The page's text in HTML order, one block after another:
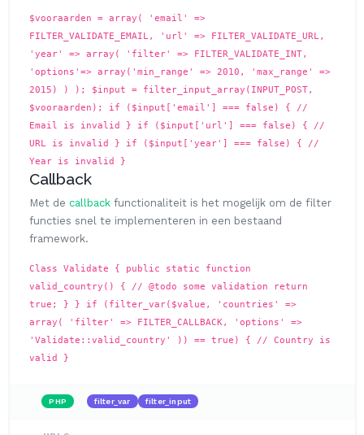
$vooraarden = array( 'email' =>
FILTER_VALIDATE_EMAIL, 'url' => FILTER_VALIDATE_URL,
'year' => array( 'filter' => FILTER_VALIDATE_INT,
'options'=> array('min_range' => 2010, 'max_range' =>
2015) ) ); $input = filter_input_array(INPUT_POST,
$vooraarden); if ($input['email'] === false) { //
Email is invalid } if ($input['url'] === false) { //
URL is invalid } if ($input['year'] === false) { //
Year is invalid }
Callback
Met de callback functionaliteit is het mogelijk om de filter
functies snel te implementeren in een bestaand
framework.
Class Validate { public static function
valid_country() { // @todo some validation return
true; } } if (filter_var($value, 'countries' =>
array( 'filter' => FILTER_CALLBACK, 'options' =>
'Validate::valid_country' )) == true) { // Country is
valid }
PHP filter_var filter_input